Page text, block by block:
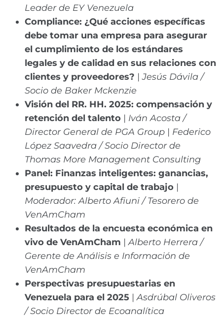
Leader de EY Venezuela
Compliance: ¿Qué acciones específicas
debe tomar una empresa para asegurar
el cumplimiento de los estándares
legales y de calidad en sus relaciones con
clientes y proveedores? |Jesús Dávila /
Socio de Baker Mckenzie
Visión del RR. HH. 2025: compensación y
retención del talento | Iván Acosta /
Director General de PGA Group | Federico
López Saavedra / Socio Director de
Thomas More Management Consulting
Panel: Finanzas inteligentes: ganancias,
presupuesto y capital de trabajo |
Moderador: Alberto Afiuni / Tesorero de
VenAmCham
Resultados de la encuesta económica en
vivo de VenAmCham |Alberto Herrera /
Gerente de Análisis e Información de
VenAmCham
Perspectivas presupuestarias en
Venezuela para el 2025 |Asdrúbal Oliveros
/ Socio Director de Ecoanalítica